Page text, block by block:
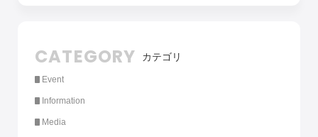
CATEGORY カテゴリ
Event
Information
Media